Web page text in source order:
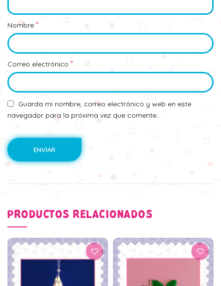
Nombre *
Correo electrónico *
Guarda mi nombre, correo electrónico y web en este
navegador para la próxima vez que comente.
PRODUCTOS RELACIONADOS